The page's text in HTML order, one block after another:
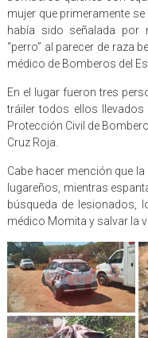
mujer que primeramente
había sido señalada por
“perro” al parecer de raza
médico de Bomberos del
En el lugar fueron tres
tráiler todos ellos
Protección Civil de
Cruz Roja.
Cabe hacer mención que
lugareños, mientras
búsqueda de lesionados,
médico Momita y salvar la